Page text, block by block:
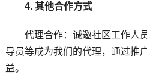
4. 其他合作方式
代理合作：诚邀社区工作人
导员等成为我们的代理，通过推
益。